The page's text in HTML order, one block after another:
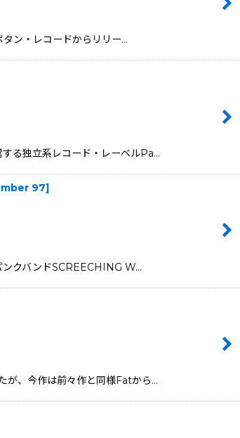
ン・レコードからリリー…
る独立系レコード・レーベルPa…
97]
クバンドSCREECHING W…
、今作は前々作と同様Fatから…